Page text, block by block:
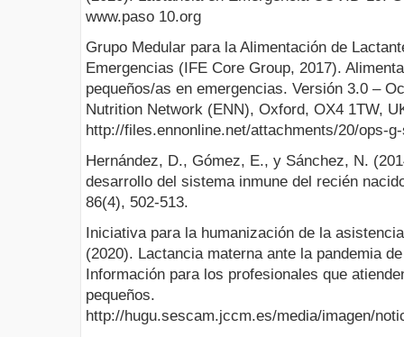
www.paso 10.org
Grupo Medular para la Alimentación de
Emergencias (IFE Core Group, 2017).
pequeños/as en emergencias. Versión 3.0 –
Nutrition Network (ENN), Oxford, OX4 1TW,
http://files.ennonline.net/attachments/20/ops-
Hernández, D., Gómez, E., y Sánchez, N.
desarrollo del sistema inmune del recién
86(4), 502-513.
Iniciativa para la humanización de la
(2020). Lactancia materna ante la pandemia
Información para los profesionales que
pequeños.
http://hugu.sescam.jccm.es/media/imagen/